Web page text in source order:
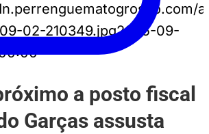
02-210349.jpg2025-09-
a posto fiscal
Garças assusta